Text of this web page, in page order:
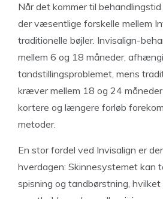
Når det kommer til
der væsentlige forskelle mellem
traditionelle bøjler. Invisalign-
mellem 6 og 18 måneder,
tandstillingsproblemet, mens
kræver mellem 18 og 24
kortere og længere forløb
metoder.
En stor fordel ved Invisalign er
hverdagen: Skinnesystemet kan
spisning og tandbørstning,